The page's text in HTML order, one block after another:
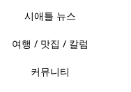
시애틀 뉴스
여행 / 맛집 / 칼럼
커뮤니티